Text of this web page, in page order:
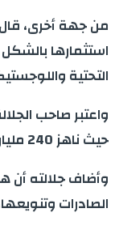
من جهة أخرى، قال
استثمارها
التحتية
واعتبر صاحب
حيث ناهز 240 مليار دولار سنة 2020، فهو لم يرق بعد إلى مستوى المؤهلات المتاحة”.
وأضاف جلالته أن
الصادرات